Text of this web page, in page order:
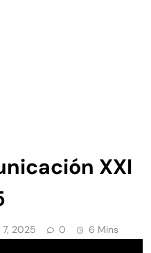
XXI
2025 0 6 Mins